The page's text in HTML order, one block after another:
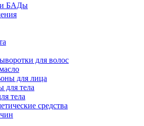
и БАДы
для волос
для лица
для тела
тела
средства